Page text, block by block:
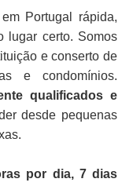
em Portugal rápida,
lugar certo. Somos
e conserto de
e condomínios.
qualificados e
desde pequenas
por dia, 7 dias